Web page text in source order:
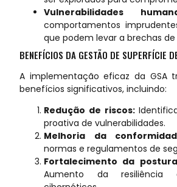
Vulnerabilidades
comportamentos
que podem levar a brechas
BENEFÍCIOS DA GESTÃO DE SUPERFÍCIE
A implementação eficaz da GSA
benefícios significativos, incluindo:
Redução de riscos:
proativa de vulnerabilidades.
Melhoria da
normas e regulamentos de
Fortalecimento da
Aumento da resiliência